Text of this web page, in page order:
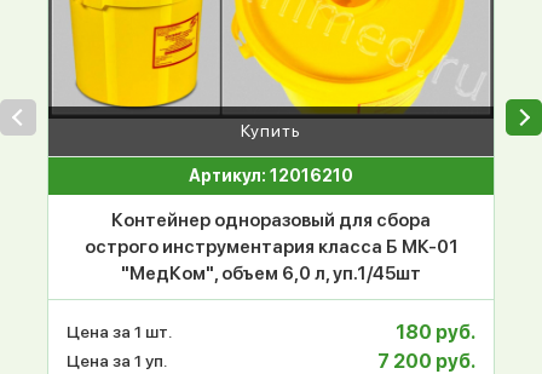
Купить
Артикул: 12016210
Контейнер одноразовый для сбора
острого инструментария класса Б МК-01
"МедКом", объем 6,0 л, уп.1/45шт
Цена за 1 шт. 180 руб.
Цена за 1 уп. 7 200 руб.